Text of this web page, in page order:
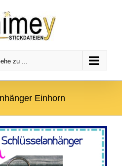
zu ...
Einhorn